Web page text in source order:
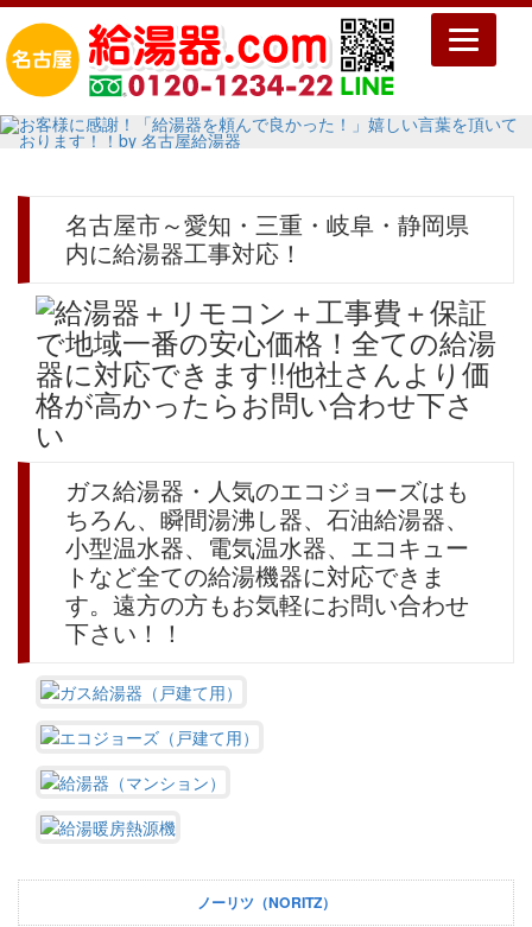
Toggle
名古屋市～愛知・三重・岐阜・静岡県
内に給湯器工事対応！
ガス給湯器・人気のエコジョーズはも
ちろん、瞬間湯沸し器、石油給湯器、
小型温水器、電気温水器、エコキュー
トなど全ての給湯機器に対応できま
す。遠方の方もお気軽にお問い合わせ
下さい！！
ノーリツ（NORITZ）